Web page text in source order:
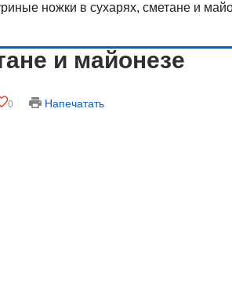
ножки в сухарях, сметане и
и майонезе
0 Напечатать